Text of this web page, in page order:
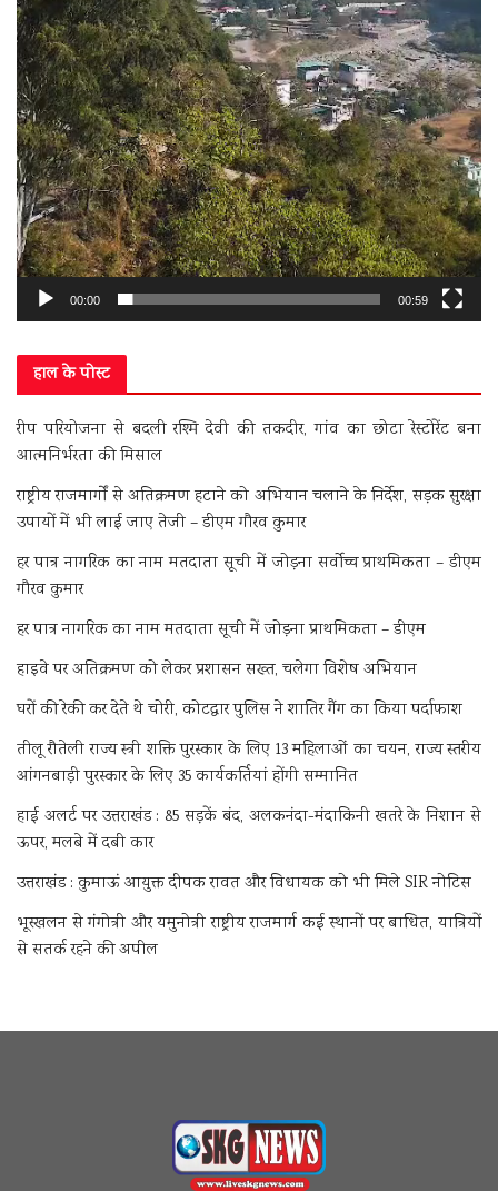
00:00 00:59
हाल के पोस्ट
रीप परियोजना से बदली रश्मि देवी की तकदीर, गांव का छोटा रेस्टोरेंट बना
आत्मनिर्भरता की मिसाल
राष्ट्रीय राजमार्गों से अतिक्रमण हटाने को अभियान चलाने के निर्देश, सड़क सुरक्षा
उपायों में भी लाई जाए तेजी – डीएम गौरव कुमार
हर पात्र नागरिक का नाम मतदाता सूची में जोड़ना सर्वोच्च प्राथमिकता – डीएम
गौरव कुमार
हर पात्र नागरिक का नाम मतदाता सूची में जोड़ना प्राथमिकता – डीएम
हाइवे पर अतिक्रमण को लेकर प्रशासन सख्त, चलेगा विशेष अभियान
घरों की रेकी कर देते थे चोरी, कोटद्वार पुलिस ने शातिर गैंग का किया पर्दाफाश
तीलू रौतेली राज्य स्त्री शक्ति पुरस्कार के लिए 13 महिलाओं का चयन, राज्य स्तरीय
आंगनबाड़ी पुरस्कार के लिए 35 कार्यकर्तियां होंगी सम्मानित
हाई अलर्ट पर उत्तराखंड : 85 सड़कें बंद, अलकनंदा-मंदाकिनी खतरे के निशान से
ऊपर, मलबे में दबी कार
उत्तराखंड : कुमाऊं आयुक्त दीपक रावत और विधायक को भी मिले SIR नोटिस
भूस्खलन से गंगोत्री और यमुनोत्री राष्ट्रीय राजमार्ग कई स्थानों पर बाधित, यात्रियों
से सतर्क रहने की अपील